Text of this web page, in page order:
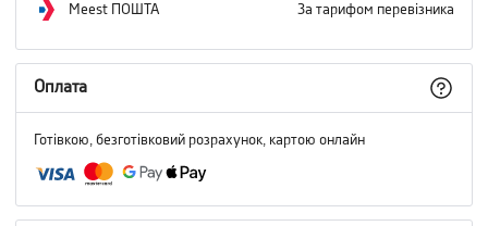
Meest ПОШТА За тарифом перевізника
Оплата
Готівкою, безготівковий розрахунок, картою онлайн